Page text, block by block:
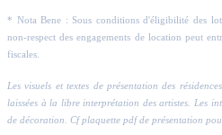
* Nota Bene : Sous conditions d'éligibilité des
non-respect des engagements de location peut
fiscales.
Les visuels et textes de présentation des
laissées à la libre interprétation des artistes. Les
de décoration. Cf plaquette pdf de présentation